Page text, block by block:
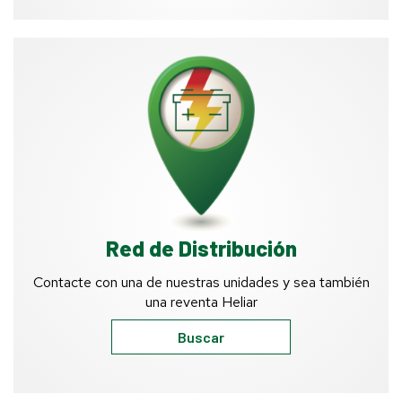
Red de Distribución
Contacte con una de nuestras unidades y sea también
una reventa Heliar
Buscar